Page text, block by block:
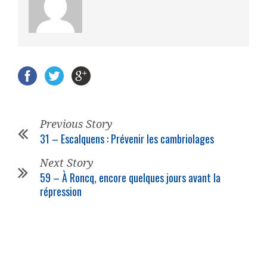
Previous Story
31 – Escalquens : Prévenir les cambriolages
Next Story
59 – À Roncq, encore quelques jours avant la
répression